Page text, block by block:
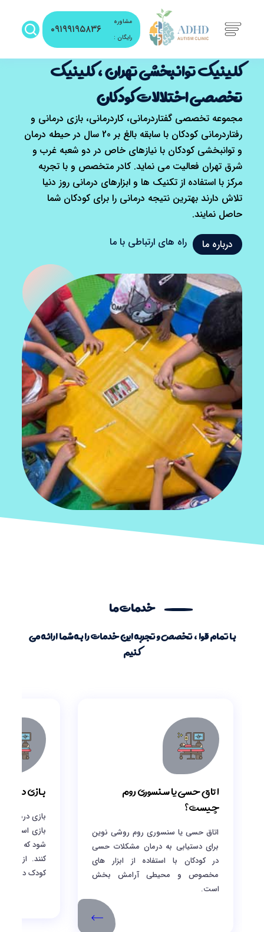
مشاوره
رایگان :
۰۹۱۹۹۱۹۵۸۳۶
کلینیک توانبخشی تهران ، کلینیک
تخصصی اختلالات کودکان
مجموعه تخصصی گفتاردرمانی، کاردرمانی، بازی درمانی و
رفتاردرمانی کودکان با سابقه بالغ بر 20 سال در حیطه درمان
و توانبخشی کودکان با نیازهای خاص در دو شعبه غرب و
شرق تهران فعالیت می نماید. کادر متخصص و با تجربه
مرکز با استفاده از تکنیک ها و ابزارهای درمانی روز دنیا
تلاش دارند بهترین نتیجه درمانی را برای کودکان شما
حاصل نمایند.
درباره ما راه های ارتباطی با ما
خدمات ما
با تمام قوا ، تخصص و تجربه این خدمات را به شما ارائه می
کنیم
اتاق حسی یا سنسوری روم
چیست؟
اتاق حسی یا سنسوری روم روشی نوین
برای دستیابی به درمان مشکلات حسی
در کودکان با استفاده از ابزار های
مخصوص و محیطی آرامش بخش
است.
بازی
بازی درمانی
بازی است که
شود که نمی
کنند. از
کودک در روند